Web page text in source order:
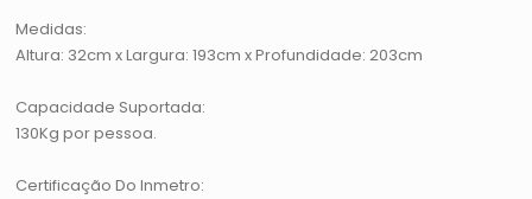
Medidas:
Altura: 32cm x Largura: 193cm x Profundidade: 203cm
Capacidade Suportada:
130Kg por pessoa.
Certificação Do Inmetro: